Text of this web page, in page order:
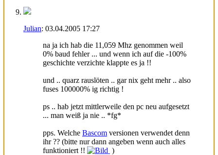
Julian: 03.04.2005 17:27
na ja ich hab die 11,059 Mhz genommen weil
0% baud fehler ... und wenn ich auf die -100%
geschichte verzichte klappte es ja !!
und .. quarz rauslöten .. gar nix geht mehr .. also
fuses 100000% ig richtig !
ps .. hab jetzt mittlerweile den pc neu aufgesetzt
... man weiß ja nie .. *fg*
pps. Welche Bascom versionen verwendet denn
ihr ?? (bitte nur dann angeben wenn auch alles
funktioniert !!
)